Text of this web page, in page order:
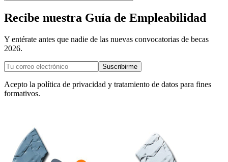
Recibe nuestra Guía de Empleabilidad
Y entérate antes que nadie de las nuevas convocatorias de becas
2026.
Suscribirme
Acepto la política de privacidad y tratamiento de datos para fines
formativos.